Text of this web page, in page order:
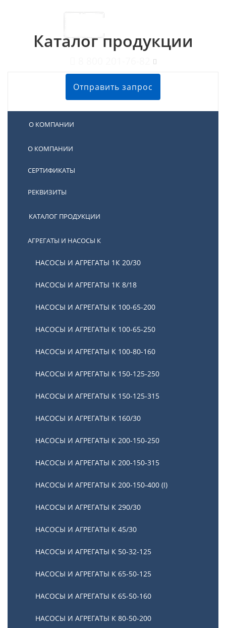
Отправить запрос
О КОМПАНИИ
О КОМПАНИИ
СЕРТИФИКАТЫ
РЕКВИЗИТЫ
КАТАЛОГ ПРОДУКЦИИ
АГРЕГАТЫ И НАСОСЫ К
НАСОСЫ И АГРЕГАТЫ 1К 20/30
НАСОСЫ И АГРЕГАТЫ 1К 8/18
НАСОСЫ И АГРЕГАТЫ К 100-65-200
НАСОСЫ И АГРЕГАТЫ К 100-65-250
НАСОСЫ И АГРЕГАТЫ К 100-80-160
НАСОСЫ И АГРЕГАТЫ К 150-125-250
НАСОСЫ И АГРЕГАТЫ К 150-125-315
НАСОСЫ И АГРЕГАТЫ К 160/30
НАСОСЫ И АГРЕГАТЫ К 200-150-250
НАСОСЫ И АГРЕГАТЫ К 200-150-315
НАСОСЫ И АГРЕГАТЫ К 200-150-400 (I)
НАСОСЫ И АГРЕГАТЫ К 290/30
НАСОСЫ И АГРЕГАТЫ К 45/30
НАСОСЫ И АГРЕГАТЫ К 50-32-125
НАСОСЫ И АГРЕГАТЫ К 65-50-125
НАСОСЫ И АГРЕГАТЫ К 65-50-160
НАСОСЫ И АГРЕГАТЫ К 80-50-200
Каталог продукции
Агрегаты и насосы КМ
Товаров (24)
Агрегаты НМШФ